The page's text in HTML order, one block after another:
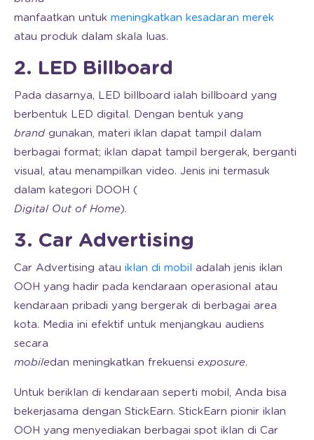
manfaatkan untuk meningkatkan kesadaran merek
atau produk dalam skala luas.
2. LED Billboard
Pada dasarnya, LED billboard ialah billboard yang
berbentuk LED digital. Dengan bentuk yang
brand gunakan, materi iklan dapat tampil dalam
berbagai format; iklan dapat tampil bergerak, berganti
visual, atau menampilkan video. Jenis ini termasuk
dalam kategori DOOH (
Digital Out of Home).
3. Car Advertising
Car Advertising atau iklan di mobil adalah jenis iklan
OOH yang hadir pada kendaraan operasional atau
kendaraan pribadi yang bergerak di berbagai area
kota. Media ini efektif untuk menjangkau audiens
secara
mobiledan meningkatkan frekuensi exposure.
Untuk beriklan di kendaraan seperti mobil, Anda bisa
bekerjasama dengan StickEarn. StickEarn pionir iklan
OOH yang menyediakan berbagai spot iklan di Car